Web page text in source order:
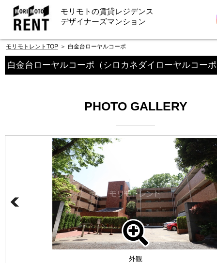
モリモトの賃貸レジデンス
デザイナーズマンション
モリモトレントTOP ＞ 白金台ローヤルコーポ
白金台ローヤルコーポ （シロカネダイローヤルコー
PHOTO GALLERY
外観